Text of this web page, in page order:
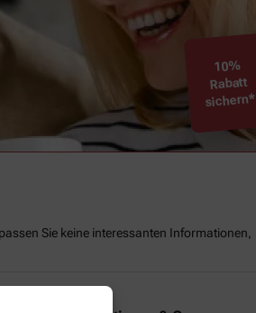
10%
Rabatt
sichern*
Sie keine interessanten Informationen,